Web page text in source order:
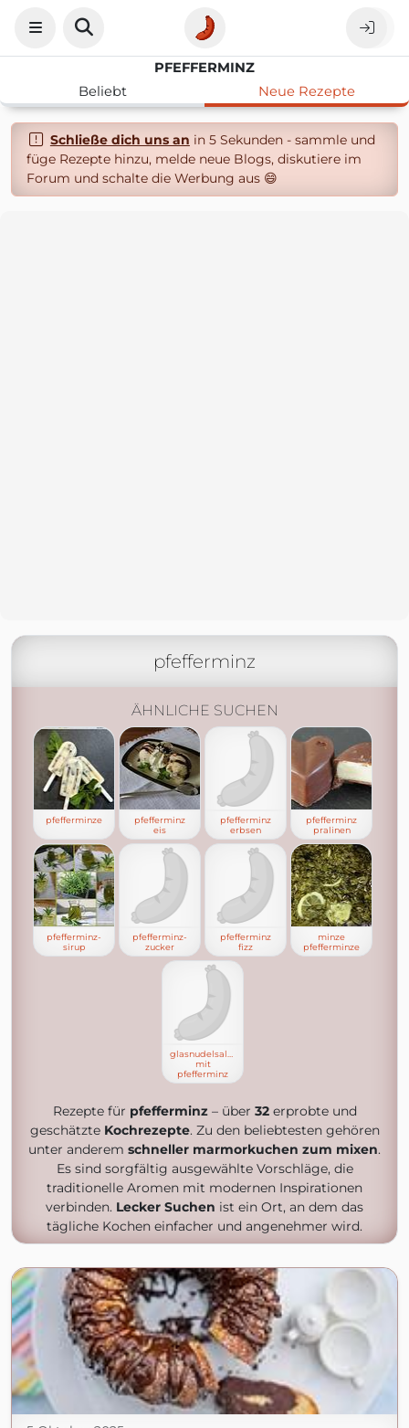
PFEFFERMINZ
Beliebt
Neue Rezepte
Schließe dich uns an in 5 Sekunden - sammle und
füge Rezepte hinzu, melde neue Blogs, diskutiere im
Forum und schalte die Werbung aus 😄
pfefferminz
ÄHNLICHE SUCHEN
pfefferminze
pfefferminz
eis
pfefferminz
erbsen
pfefferminz
pralinen
pfefferminz-
sirup
pfefferminz-
zucker
pfefferminz
fizz
minze
pfefferminze
glasnudelsalat
mit
pfefferminz
Rezepte für pfefferminz– über 32erprobte und
geschätzte Kochrezepte. Zu den beliebtesten gehören
unter anderem schneller marmorkuchen zum mixen.
Es sind sorgfältig ausgewählte Vorschläge, die
traditionelle Aromen mit modernen Inspirationen
verbinden. Lecker Suchen ist ein Ort, an dem das
tägliche Kochen einfacher und angenehmer wird.